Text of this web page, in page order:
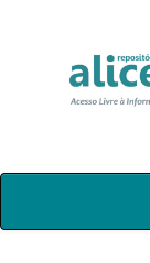
Skip